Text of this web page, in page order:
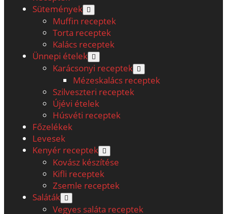
Sütemények
open
menu
Muffin receptek
Torta receptek
Kalács receptek
Ünnepi ételek
open
menu
Karácsonyi receptek
open
menu
Mézeskalács receptek
Szilveszteri receptek
Újévi ételek
Húsvéti receptek
Főzelékek
Levesek
Kenyér receptek
open
menu
Kovász készítése
Kifli receptek
Zsemle receptek
Saláták
open
menu
Vegyes saláta receptek